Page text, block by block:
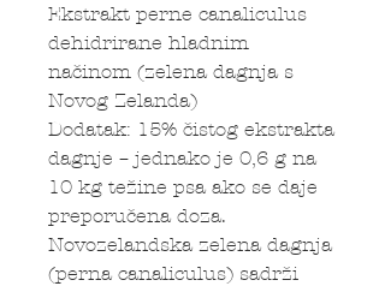
Ekstrakt perne canaliculus
dehidrirane hladnim
načinom (zelena dagnja s
Novog Zelanda)
Dodatak: 15% čistog ekstrakta
dagnje – jednako je 0,6 g na
10 kg težine psa ako se daje
preporučena doza.
Novozelandska zelena dagnja
(perna canaliculus) sadrži